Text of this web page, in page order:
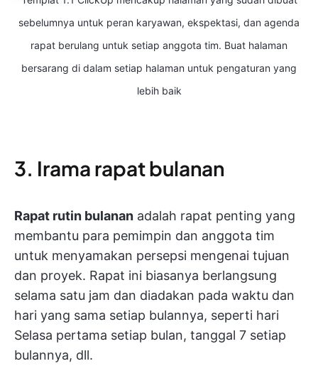
sebelumnya untuk peran karyawan, ekspektasi, dan agenda
rapat berulang untuk setiap anggota tim. Buat halaman
bersarang di dalam setiap halaman untuk pengaturan yang
lebih baik
3. Irama rapat bulanan
Rapat rutin bulanan adalah rapat penting yang
membantu para pemimpin dan anggota tim
untuk menyamakan persepsi mengenai tujuan
dan proyek. Rapat ini biasanya berlangsung
selama satu jam dan diadakan pada waktu dan
hari yang sama setiap bulannya, seperti hari
Selasa pertama setiap bulan, tanggal 7 setiap
bulannya, dll.